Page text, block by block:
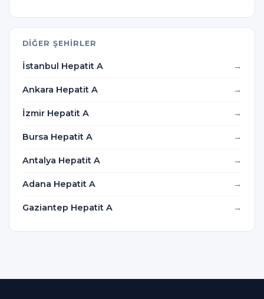
DIĞER ŞEHIRLER
İstanbul Hepatit A
Ankara Hepatit A
İzmir Hepatit A
Bursa Hepatit A
Antalya Hepatit A
Adana Hepatit A
Gaziantep Hepatit A